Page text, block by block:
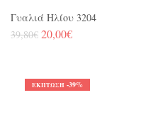
Γυαλιά Ηλίου 3204
39,80€ 20,00€
ΈΚΠΤΩΣΗ -39%